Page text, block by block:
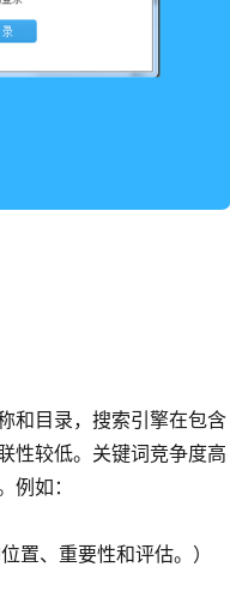
和目录，搜索引擎在包含
性较低。关键词竞争度高
如：
置、重要性和评估。）